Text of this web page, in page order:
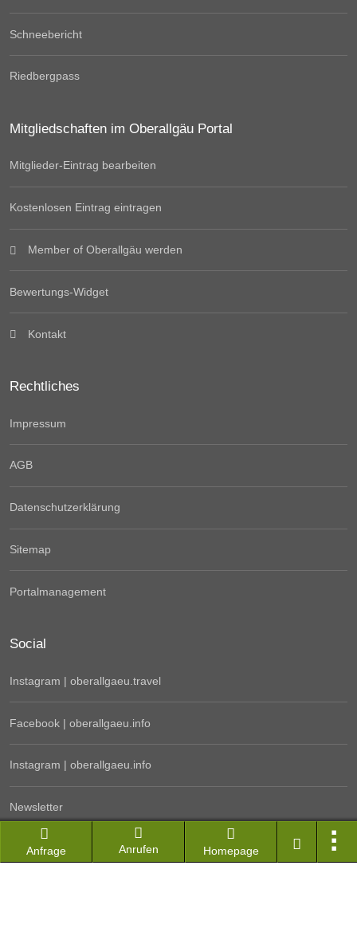
Anfrage Anrufen Homepage
Schneebericht
Riedbergpass
Mitgliedschaften im Oberallgäu Portal
Mitglieder-Eintrag bearbeiten
Kostenlosen Eintrag eintragen
Member of Oberallgäu werden
Bewertungs-Widget
Kontakt
Rechtliches
Impressum
AGB
Datenschutzerklärung
Sitemap
Portalmanagement
Social
Instagram | oberallgaeu.travel
Facebook | oberallgaeu.info
Instagram | oberallgaeu.info
Newsletter
Kontakt